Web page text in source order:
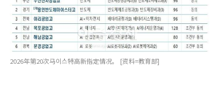
2026年第20次马이스特高新指定情况。 [资料=教育部]